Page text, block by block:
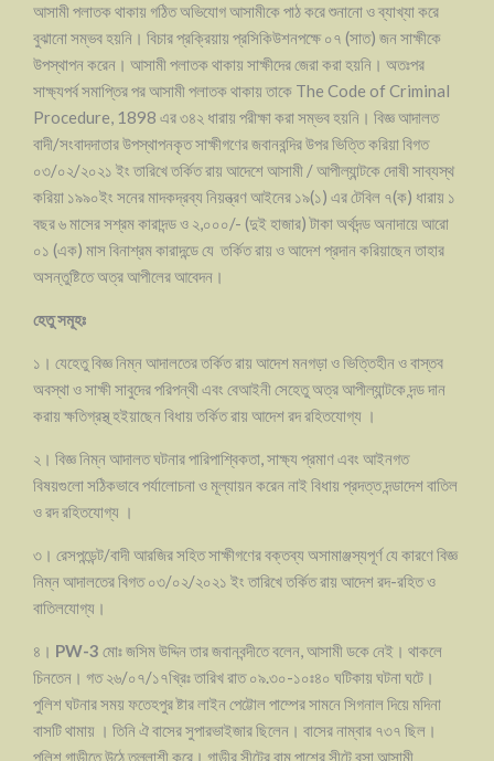
আসামী পলাতক থাকায় গঠিত অভিযোগ আসামীকে পাঠ করে শুনানো ও ব্যাখ্যা করে
বুঝানো সম্ভব হয়নি। বিচার প্রক্রিয়ায় প্রসিকিউশনপক্ষে ০৭ (সাত) জন সাক্ষীকে
উপস্থাপন করেন। আসামী পলাতক থাকায় সাক্ষীদের জেরা করা হয়নি। অতঃপর
সাক্ষ্যপর্ব সমাপ্তির পর আসামী পলাতক থাকায় তাকে The Code of Criminal
Procedure, 1898 এর ৩৪২ ধারায় পরীক্ষা করা সম্ভব হয়নি। বিজ্ঞ আদালত
বাদী/সংবাদদাতার উপস্থাপনকৃত সাক্ষীগণের জবানবন্দির উপর ভিত্তি করিয়া বিগত
০৩/০২/২০২১ ইং তারিখে তর্কিত রায় আদেশে আসামী / আপীল্যান্টকে দোষী সাব্যস্থ
করিয়া ১৯৯০ইং সনের মাদকদ্রব্য নিয়ন্ত্রণ আইনের ১৯(১) এর টেবিল ৭(ক) ধারায় ১
বছর ৬ মাসের সশ্রম কারাদন্ড ও ২,০০০/- (দুই হাজার) টাকা অর্থদন্ড অনাদায়ে আরো
০১ (এক) মাস বিনাশ্রম কারাদন্ডে যে তর্কিত রায় ও আদেশ প্রদান করিয়াছেন তাহার
অসন্তুষ্টিতে অত্র আপীলের আবেদন।
হেতু সমূহঃ
১। যেহেতু বিজ্ঞ নিম্ন আদালতের তর্কিত রায় আদেশ মনগড়া ও ভিত্তিহীন ও বাস্তব
অবস্থা ও সাক্ষী সাবুদের পরিপন্থী এবং বেআইনী সেহেতু অত্র আপীল্যান্টকে দন্ড দান
করায় ক্ষতিগ্রস্থ্ হইয়াছেন বিধায় তর্কিত রায় আদেশ রদ রহিতযোগ্য ।
২। বিজ্ঞ নিম্ন আদালত ঘটনার পারিপাশ্বিকতা, সাক্ষ্য প্রমাণ এবং আইনগত
বিষয়গুলো সঠিকভাবে পর্যালোচনা ও মূল্যায়ন করেন নাই বিধায় প্রদত্ত দন্ডাদেশ বাতিল
ও রদ রহিতযোগ্য ।
৩। রেসপন্ডেন্ট/বাদী আরজির সহিত সাক্ষীগণের বক্তব্য অসামাঞ্জস্যপূর্ণ যে কারণে বিজ্ঞ
নিম্ন আদালতের বিগত ০৩/০২/২০২১ ইং তারিখে তর্কিত রায় আদেশ রদ-রহিত ও
বাতিলযোগ্য।
৪। PW-3 মোঃ জসিম উদ্দিন তার জবানবন্দীতে বলেন, আসামী ডকে নেই। থাকলে
চিনতেন। গত ২৬/০৭/১৭খ্রিঃ তারিখ রাত ০৯.৩০-১০ঃ৪০ ঘটিকায় ঘটনা ঘটে।
পুলিশ ঘটনার সময় ফতেহপুর ষ্টার লাইন পেট্টোল পাম্পের সামনে সিগনাল দিয়ে মদিনা
বাসটি থামায় । তিনি ঐ বাসের সুপারভাইজার ছিলেন। বাসের নাম্বার ৭৩৭ ছিল।
পুলিশ গাড়ীতে উঠে তল্লাশী করে। গাড়ীর সীটের বাম পাশের সীটে বসা আসামী